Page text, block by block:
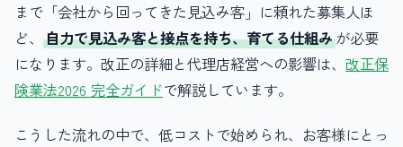
まで「会社から回ってきた見込み客」に頼れた募集人ほ
ど、 自力で見込み客と接点を持ち、育てる仕組みが必要
になります。改正の詳細と代理店経営への影響は、 改正保
険業法2026 完全ガイドで解説しています。
こうした流れの中で、低コストで始められ、お客様にとっ